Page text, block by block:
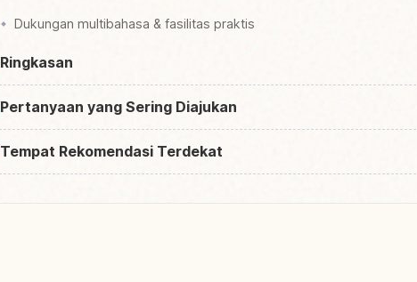
Dukungan multibahasa & fasilitas praktis
Ringkasan
Pertanyaan yang Sering Diajukan
Tempat Rekomendasi Terdekat